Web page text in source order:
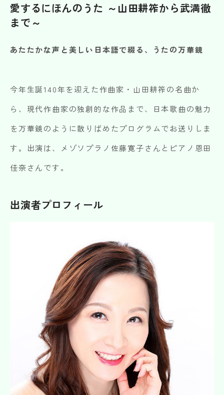
愛するにほんのうた ～山田耕筰から武満徹
まで～
あたたかな声と美しい日本語で綴る、うたの万華鏡
今年生誕140年を迎えた作曲家・山田耕筰の名曲か
ら、現代作曲家の独創的な作品まで、日本歌曲の魅力
を万華鏡のように散りばめたプログラムでお送りしま
す。出演は、メゾソプラノ佐藤寛子さんとピアノ恩田
佳奈さんです。
出演者プロフィール